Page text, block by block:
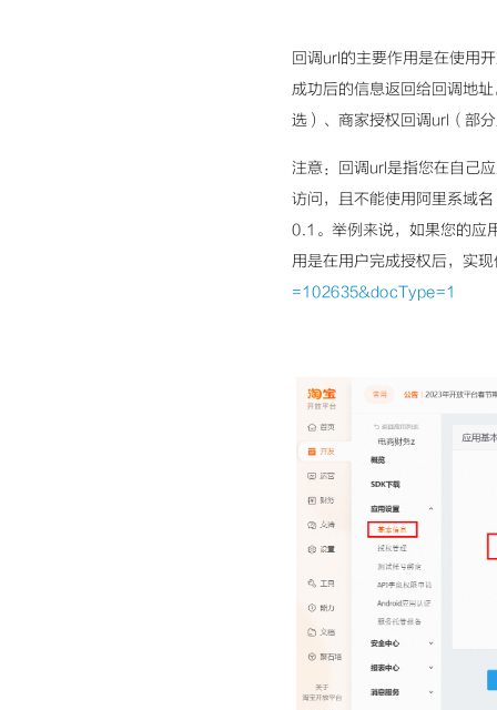
回调url的主要作用是在使用
成功后的信息返回给回调地
选）、商家授权回调url（部
注意：回调url是指您在自己
访问，且不能使用阿里系域
0.1。举例来说，如果您的应
用是在用户完成授权后，实
=102635&docType=1